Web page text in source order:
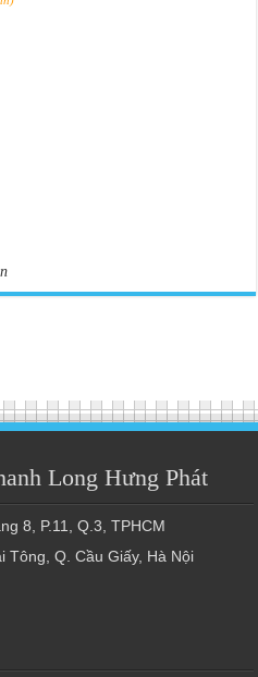
Long Hưng Phát
8, P.11, Q.3, TPHCM
Tông, Q. Cầu Giấy, Hà Nội